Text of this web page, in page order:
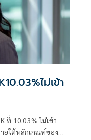
ไม่เข้า
ที่ 10.03% ไม่เข้า
ใต้หลักเกณฑ์ของ